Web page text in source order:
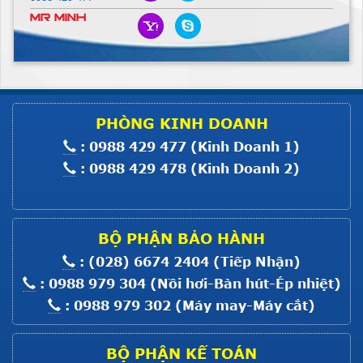
Xem thêm
Máy Nhồi Lông Vũ
Xem thêm
Máy Trải Vải HS SIII-160
Giá : Liên hệ
Xem thêm
8700
Giá : Liên hệ
Xem thêm
MOTOR BẮT MÁY MỘT KIM CO
Liên hệ
Xem thêm
Mr Minh
PHÒNG KINH DOANH
: 0988 429 477 (Kinh Doanh 1)
: 0988 429 478 (Kinh Doanh 2)
BỘ PHẬN BẢO HÀNH
: (028) 6674 2404 (Tiếp Nhận)
: 0988 979 304 (Nồi hơi-Bàn hút-Ép nhiệt)
: 0988 979 302 (Máy may-Máy cắt)
BỘ PHẬN KẾ TOÁN